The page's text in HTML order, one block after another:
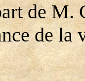
de
de la